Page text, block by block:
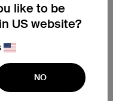
like to be
US website?
NO